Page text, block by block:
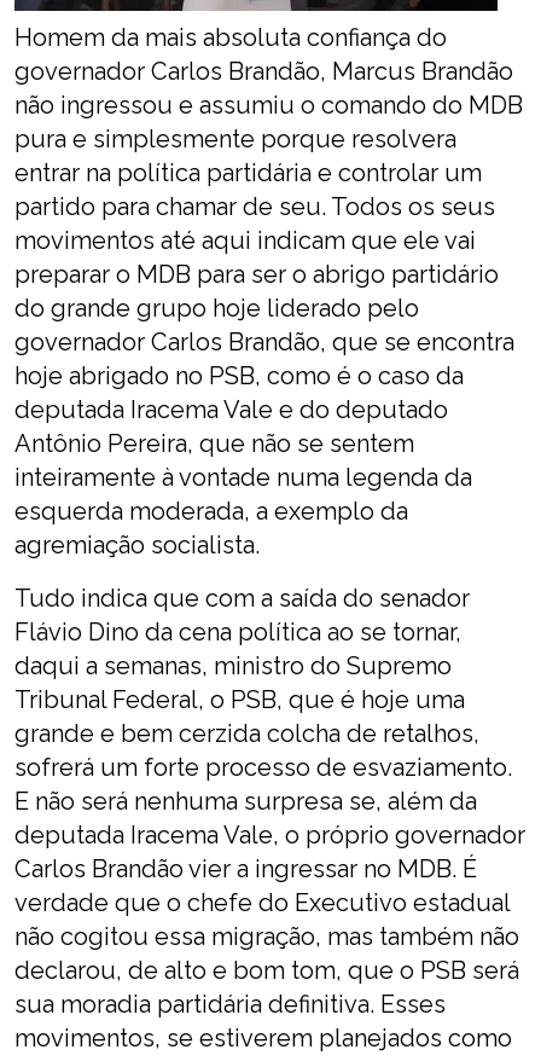
Homem da mais absoluta confiança do
governador Carlos Brandão, Marcus Brandão
não ingressou e assumiu o comando do MDB
pura e simplesmente porque resolvera
entrar na política partidária e controlar um
partido para chamar de seu. Todos os seus
movimentos até aqui indicam que ele vai
preparar o MDB para ser o abrigo partidário
do grande grupo hoje liderado pelo
governador Carlos Brandão, que se encontra
hoje abrigado no PSB, como é o caso da
deputada Iracema Vale e do deputado
Antônio Pereira, que não se sentem
inteiramente à vontade numa legenda da
esquerda moderada, a exemplo da
agremiação socialista.
Tudo indica que com a saída do senador
Flávio Dino da cena política ao se tornar,
daqui a semanas, ministro do Supremo
Tribunal Federal, o PSB, que é hoje uma
grande e bem cerzida colcha de retalhos,
sofrerá um forte processo de esvaziamento.
E não será nenhuma surpresa se, além da
deputada Iracema Vale, o próprio governador
Carlos Brandão vier a ingressar no MDB. É
verdade que o chefe do Executivo estadual
não cogitou essa migração, mas também não
declarou, de alto e bom tom, que o PSB será
sua moradia partidária definitiva. Esses
movimentos, se estiverem planejados como